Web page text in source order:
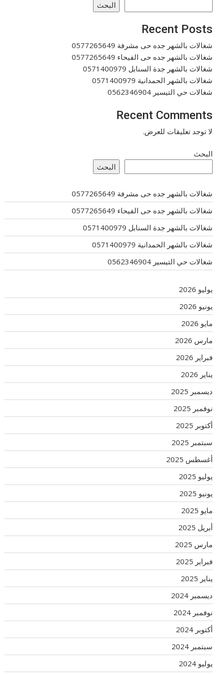
البحث
Recent Posts
شغالات بالشهر جده حى مشرفة 0577265649
شغالات بالشهر جده حى الفيحاء 0577265649
شغالات بالشهر جدة السنابل 0571400979
شغالات بالشهر الحمدانية 0571400979
شغالات حي التيسير 0562346904
Recent Comments
لا توجد تعليقات للعرض.
البحث
البحث
شغالات بالشهر جده حى مشرفة 0577265649
شغالات بالشهر جده حى الفيحاء 0577265649
شغالات بالشهر جدة السنابل 0571400979
شغالات بالشهر الحمدانية 0571400979
شغالات حي التيسير 0562346904
يوليو 2026
يونيو 2026
مايو 2026
مارس 2026
فبراير 2026
يناير 2026
ديسمبر 2025
نوفمبر 2025
أكتوبر 2025
سبتمبر 2025
أغسطس 2025
يوليو 2025
يونيو 2025
مايو 2025
أبريل 2025
مارس 2025
فبراير 2025
يناير 2025
ديسمبر 2024
نوفمبر 2024
أكتوبر 2024
سبتمبر 2024
يوليو 2024